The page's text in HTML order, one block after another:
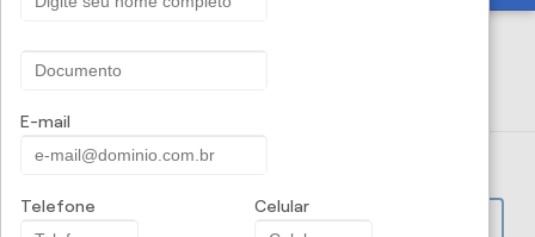
E-mail
Telefone Celular